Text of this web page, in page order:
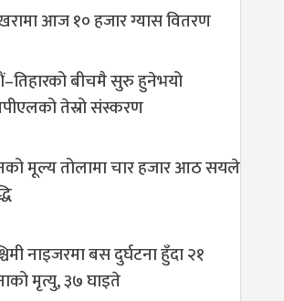
आज १० हजार ग्यास वितरण
बीचमै सुरु हुनेभयो
तेस्रो संस्करण
मूल्य तोलामा चार हजार आठ सयले
नाइजरमा बस दुर्घटना हुँदा २१
मृत्यु, ३७ घाइते